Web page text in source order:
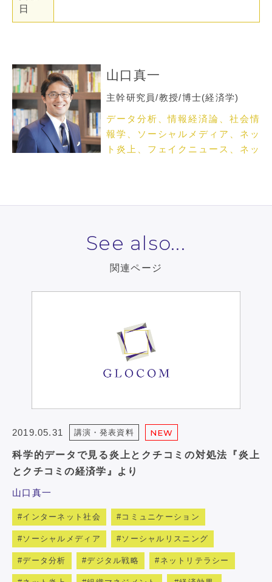
日
山口真一
主幹研究員/教授/博士(経済学)
データ分析、情報経済論、社会情
報学、ソーシャルメディア、ネッ
ト炎上、フェイクニュース、ネッ
See also...
関連ページ
2019.05.31 講演・発表資料 NEW
科学的データで見る炎上とクチコミの対処法『炎上
とクチコミの経済学』より
山口真一
インターネット社会 コミュニケーション
ソーシャルメディア ソーシャルリスニング
データ分析 デジタル戦略 ネットリテラシー